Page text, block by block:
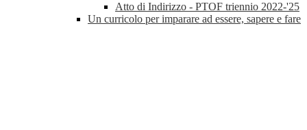
Atto di Indirizzo - PTOF triennio 2022-'25
Un curricolo per imparare ad essere, sapere e fare